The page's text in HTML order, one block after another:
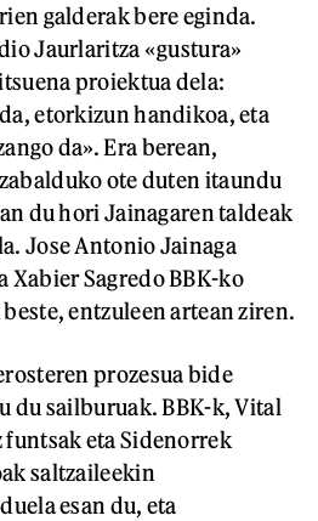
galderak bere eginda.
Jaurlaritza «gustura»
proiektua dela:
etorkizun handikoa, eta
da». Era berean,
ote duten itaundu
du hori Jainagaren taldeak
Jose Antonio Jainaga
Xabier Sagredo BBK-ko
entzuleen artean ziren.
prozesua bide
du sailburuak. BBK-k, Vital
eta Sidenorrek
saltzaileekin
esan du, eta